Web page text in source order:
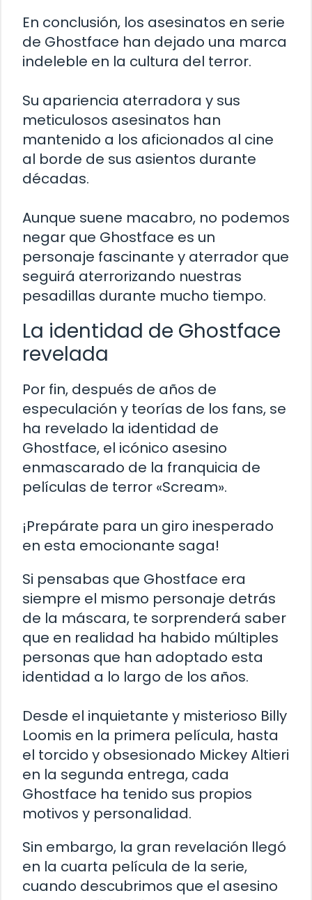
En conclusión, los asesinatos en serie
de Ghostface han dejado una marca
indeleble en la cultura del terror.
Su apariencia aterradora y sus
meticulosos asesinatos han
mantenido a los aficionados al cine
al borde de sus asientos durante
décadas.
Aunque suene macabro, no podemos
negar que Ghostface es un
personaje fascinante y aterrador que
seguirá aterrorizando nuestras
pesadillas durante mucho tiempo.
La identidad de Ghostface
revelada
Por fin, después de años de
especulación y teorías de los fans, se
ha revelado la identidad de
Ghostface, el icónico asesino
enmascarado de la franquicia de
películas de terror «Scream».
¡Prepárate para un giro inesperado
en esta emocionante saga!
Si pensabas que Ghostface era
siempre el mismo personaje detrás
de la máscara, te sorprenderá saber
que en realidad ha habido múltiples
personas que han adoptado esta
identidad a lo largo de los años.
Desde el inquietante y misterioso Billy
Loomis en la primera película, hasta
el torcido y obsesionado Mickey Altieri
en la segunda entrega, cada
Ghostface ha tenido sus propios
motivos y personalidad.
Sin embargo, la gran revelación llegó
en la cuarta película de la serie,
cuando descubrimos que el asesino